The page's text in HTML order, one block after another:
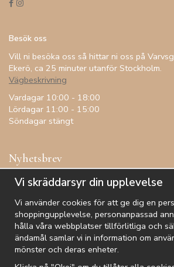
Besök oss
Vill ni besöka oss så hittar ni oss på
Ekerö, ca 25 minuter utanför Stockholm.
Vägbeskrivning
Vardagar 10:00 - 18:00
Lördagar 11:00 - 15:00
Söndagar stängt
Nyhetsbrev
Få inspiration, förtur till kampanjer,
De uppgifter du matar in kommer endast användas till våra
Vi skräddarsyr din upplevelse
Vi använder cookies för att ge dig en
shoppingupplevelse, personanpassad
hålla våra webbplatser tillförlitliga och
ändamål samlar vi in information om
mönster och deras enheter.